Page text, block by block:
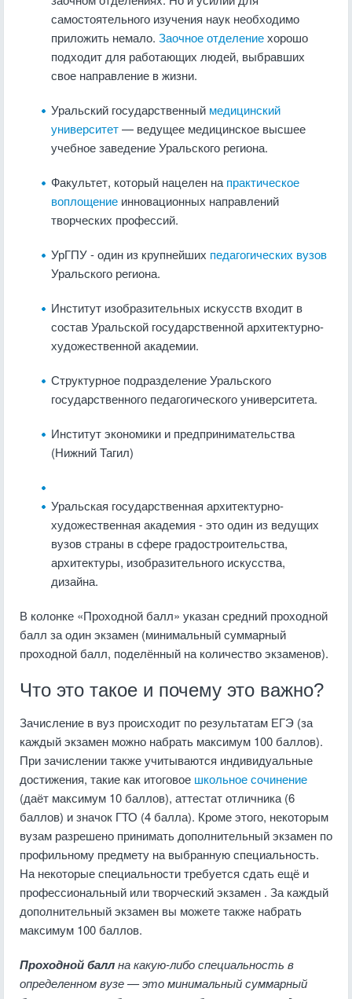
самостоятельного изучения наук необходимо
приложить немало. Заочное отделениехорошо
подходит для работающих людей, выбравших
свое направление в жизни.
Уральский государственный медицинский
университет— ведущее медицинское высшее
учебное заведение Уральского региона.
Факультет, который нацелен на практическое
воплощение инновационных направлений
творческих профессий.
УрГПУ - один из крупнейших педагогических вузов
Уральского региона.
Институт изобразительных искусств входит в
состав Уральской государственной архитектурно-
художественной академии.
Структурное подразделение Уральского
государственного педагогического университета.
Институт экономики и предпринимательства
(Нижний Тагил)
Уральская государственная архитектурно-
художественная академия - это один из ведущих
вузов страны в сфере градостроительства,
архитектуры, изобразительного искусства,
дизайна.
В колонке «Проходной балл» указан средний проходной
балл за один экзамен (минимальный суммарный
проходной балл, поделённый на количество экзаменов).
Что это такое и почему это важно?
Зачисление в вуз происходит по результатам ЕГЭ (за
каждый экзамен можно набрать максимум 100 баллов).
При зачислении также учитываются индивидуальные
достижения, такие как итоговое школьное сочинение
(даёт максимум 10 баллов), аттестат отличника (6
баллов) и значок ГТО (4 балла). Кроме этого, некоторым
вузам разрешено принимать дополнительный экзамен по
профильному предмету на выбранную специальность.
На некоторые специальности требуется сдать ещё и
профессиональный или творческий экзамен . За каждый
дополнительный экзамен вы можете также набрать
максимум 100 баллов.
Проходной баллна какую-либо специальность в
определенном вузе — это минимальный суммарный